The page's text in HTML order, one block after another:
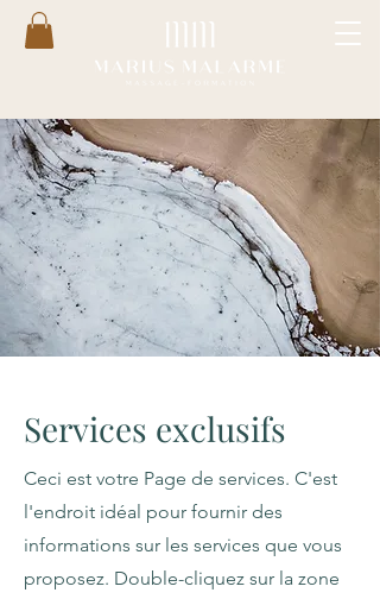
Services exclusifs
Ceci est votre Page de services. C'est
l'endroit idéal pour fournir des
informations sur les services que vous
proposez. Double-cliquez sur la zone